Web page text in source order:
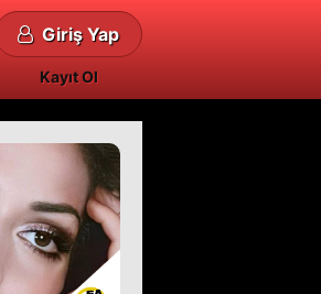
Giriş Yap
Kayıt Ol